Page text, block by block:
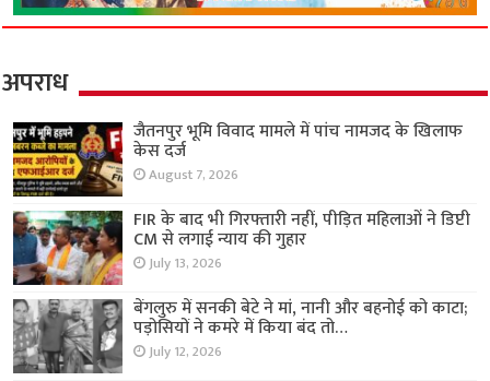
अपराध
जैतनपुर भूमि विवाद मामले में पांच नामजद के खिलाफ
केस दर्ज
August 7, 2026
FIR के बाद भी गिरफ्तारी नहीं, पीड़ित महिलाओं ने डिप्टी
CM से लगाई न्याय की गुहार
July 13, 2026
बेंगलुरु में सनकी बेटे ने मां, नानी और बहनोई को काटा;
पड़ोसियों ने कमरे में किया बंद तो…
July 12, 2026